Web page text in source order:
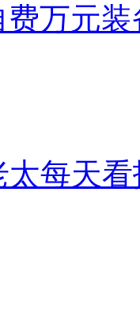
万元
太每天